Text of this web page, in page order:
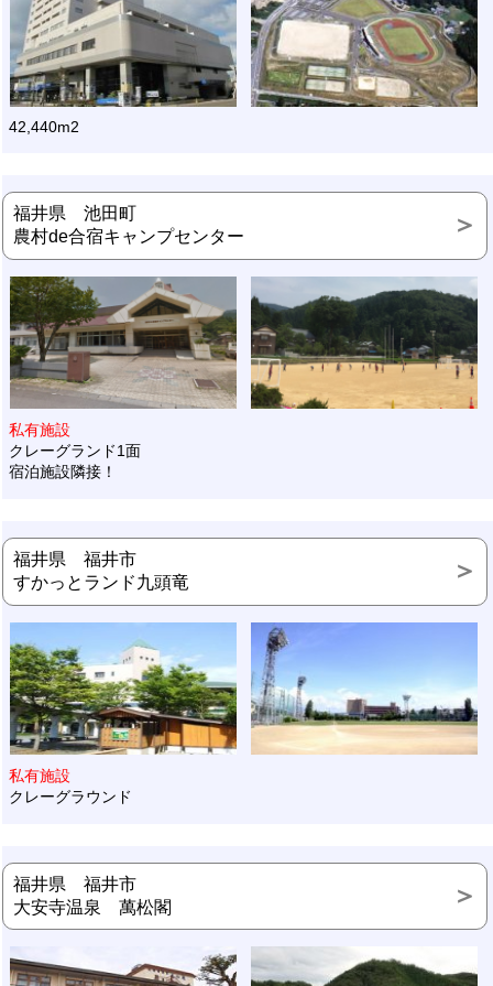
42,440m2
福井県 池田町
農村de合宿キャンプセンター
私有施設
クレーグランド1面
宿泊施設隣接！
福井県 福井市
すかっとランド九頭竜
私有施設
クレーグラウンド
福井県 福井市
大安寺温泉 萬松閣